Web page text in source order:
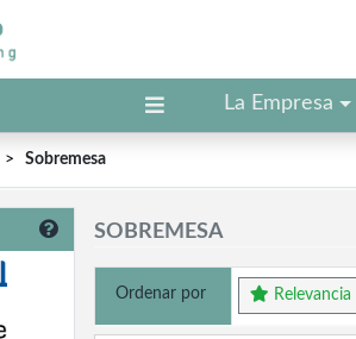
La Empresa
Sobremesa
SOBREMESA
Ordenar por Relevancia